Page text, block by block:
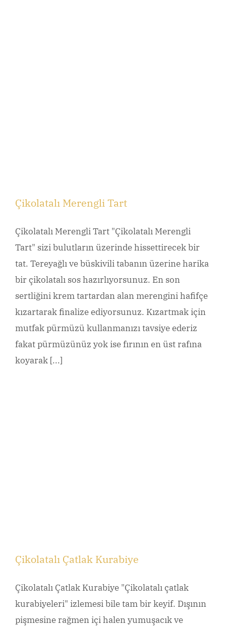
Çikolatalı Merengli Tart
Çikolatalı Merengli Tart "Çikolatalı Merengli
Tart" sizi bulutların üzerinde hissettirecek bir
tat. Tereyağlı ve büskivili tabanın üzerine harika
bir çikolatalı sos hazırlıyorsunuz. En son
sertliğini krem tartardan alan merengini hafifçe
kızartarak finalize ediyorsunuz. Kızartmak için
mutfak pürmüzü kullanmanızı tavsiye ederiz
fakat pürmüzünüz yok ise fırının en üst rafına
koyarak [...]
Çikolatalı Çatlak Kurabiye
Çikolatalı Çatlak Kurabiye "Çikolatalı çatlak
kurabiyeleri" izlemesi bile tam bir keyif. Dışının
pişmesine rağmen içi halen yumuşacık ve